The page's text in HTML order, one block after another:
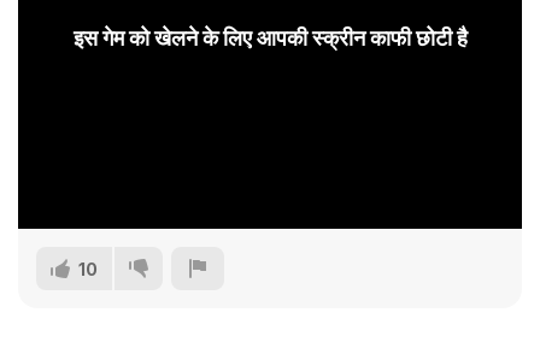
इस गेम को खेलने के लिए आपकी स्क्रीन काफी छोटी है
10